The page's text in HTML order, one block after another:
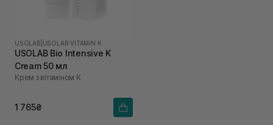
USOLAB USOLAB VITAMIN K
USOLAB Bio Intensive K
Cream 50 мл
Крем з вітаміном К
1 765₴